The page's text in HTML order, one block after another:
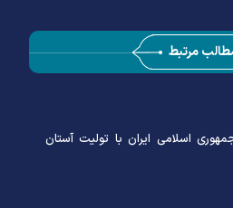
مرتبط
اسلامی ایران با تولیت آستان